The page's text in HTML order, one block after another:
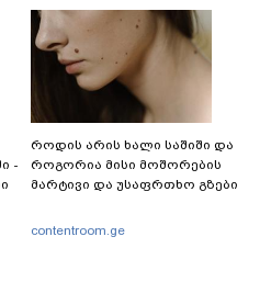
-
როდის არის ხალი საშიში და
როგორია მისი მოშორების
მარტივი და უსაფრთხო გზები
contentroom.ge